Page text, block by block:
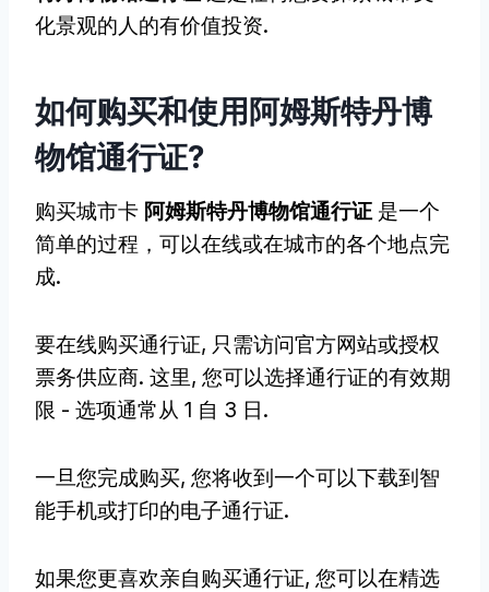
化景观的人的有价值投资.
如何购买和使用阿姆斯特丹博
物馆通行证?
购买城市卡 阿姆斯特丹博物馆通行证 是一个
简单的过程，可以在线或在城市的各个地点完
成.
要在线购买通行证, 只需访问官方网站或授权
票务供应商. 这里, 您可以选择通行证的有效期
限 - 选项通常从 1 自 3 日.
一旦您完成购买, 您将收到一个可以下载到智
能手机或打印的电子通行证.
如果您更喜欢亲自购买通行证, 您可以在精选